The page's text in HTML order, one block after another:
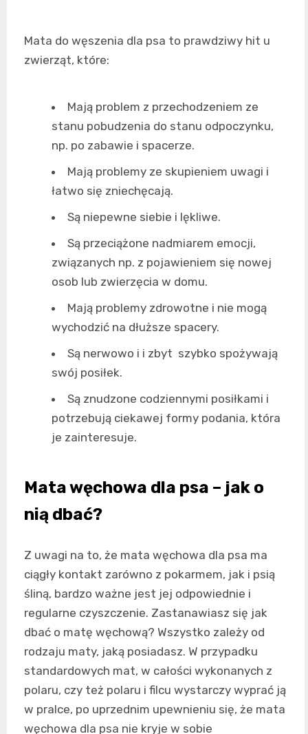
Mata do węszenia dla psa to prawdziwy hit u
zwierząt, które:
Mają problem z przechodzeniem ze
stanu pobudzenia do stanu odpoczynku,
np. po zabawie i spacerze.
Mają problemy ze skupieniem uwagi i
łatwo się zniechęcają.
Są niepewne siebie i lękliwe.
Są przeciążone nadmiarem emocji,
związanych np. z pojawieniem się nowej
osob lub zwierzęcia w domu.
Mają problemy zdrowotne i nie mogą
wychodzić na dłuższe spacery.
Są nerwowo i i zbyt szybko spożywają
swój posiłek.
Są znudzone codziennymi posiłkami i
potrzebują ciekawej formy podania, która
je zainteresuje.
Mata węchowa dla psa – jak o
nią dbać?
Z uwagi na to, że mata węchowa dla psa ma
ciągły kontakt zarówno z pokarmem, jak i psią
śliną, bardzo ważne jest jej odpowiednie i
regularne czyszczenie. Zastanawiasz się jak
dbać o matę węchową? Wszystko zależy od
rodzaju maty, jaką posiadasz. W przypadku
standardowych mat, w całości wykonanych z
polaru, czy też polaru i filcu wystarczy wyprać ją
w pralce, po uprzednim upewnieniu się, że mata
węchowa dla psa nie kryje w sobie